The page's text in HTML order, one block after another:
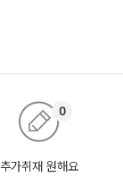
추가취재 원해요
0